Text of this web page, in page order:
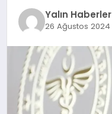
EĞİTİM
TEKNOLOJİ
MAGAZİN
Yalın Haberler
26 Ağustos 2024